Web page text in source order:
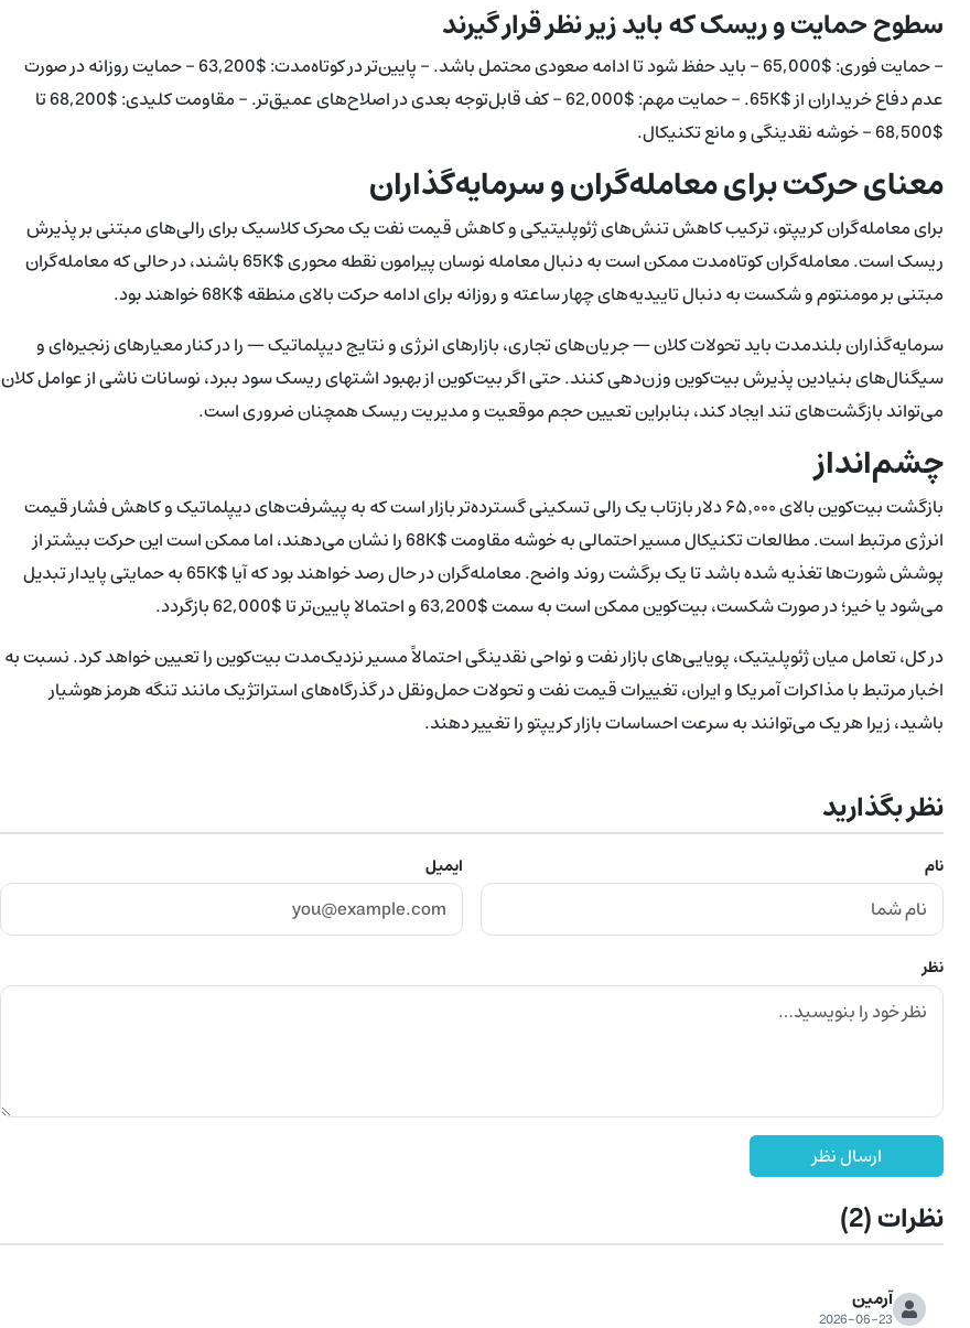
سطوح حمایت و ریسک که باید زیر نظر قرار گیرند
- حمایت فوری: $65,000 - باید حفظ شود تا ادامه صعودی محتمل باشد. - پایین‌تر در کوتاه‌مدت: $63,200 - حمایت روزانه در صورت
عدم دفاع خریداران از $65K. - حمایت مهم: $62,000 - کف قابل‌توجه بعدی در اصلاح‌های عمیق‌تر. - مقاومت کلیدی: $68,200 تا
$68,500 - خوشه نقدینگی و مانع تکنیکال.
معنای حرکت برای معامله‌گران و سرمایه‌گذاران
برای معامله‌گران کریپتو، ترکیب کاهش تنش‌های ژئوپلیتیکی و کاهش قیمت نفت یک محرک کلاسیک برای رالی‌های مبتنی بر پذیرش
ریسک است. معامله‌گران کوتاه‌مدت ممکن است به دنبال معامله نوسان پیرامون نقطه محوری $65K باشند، در حالی که معامله‌گران
مبتنی بر مومنتوم و شکست به دنبال تاییدیه‌های چهار ساعته و روزانه برای ادامه حرکت بالای منطقه $68K خواهند بود.
سرمایه‌گذاران بلندمدت باید تحولات کلان — جریان‌های تجاری، بازارهای انرژی و نتایج دیپلماتیک — را در کنار معیارهای زنجیره‌ای و
سیگنال‌های بنیادین پذیرش بیت‌کوین وزن‌دهی کنند. حتی اگر بیت‌کوین از بهبود اشتهای ریسک سود ببرد، نوسانات ناشی از عوامل کلان
می‌تواند بازگشت‌های تند ایجاد کند، بنابراین تعیین حجم موقعیت و مدیریت ریسک همچنان ضروری است.
چشم‌انداز
بازگشت بیت‌کوین بالای ۶۵٬۰۰۰ دلار بازتاب یک رالی تسکینی گسترده‌تر بازار است که به پیشرفت‌های دیپلماتیک و کاهش فشار قیمت
انرژی مرتبط است. مطالعات تکنیکال مسیر احتمالی به خوشه مقاومت $68K را نشان می‌دهند، اما ممکن است این حرکت بیشتر از
پوشش شورت‌ها تغذیه شده باشد تا یک برگشت روند واضح. معامله‌گران در حال رصد خواهند بود که آیا $65K به حمایتی پایدار تبدیل
می‌شود یا خیر؛ در صورت شکست، بیت‌کوین ممکن است به سمت $63,200 و احتمالا پایین‌تر تا $62,000 بازگردد.
در کل، تعامل میان ژئوپلیتیک، پویایی‌های بازار نفت و نواحی نقدینگی احتمالاً مسیر نزدیک‌مدت بیت‌کوین را تعیین خواهد کرد. نسبت به
اخبار مرتبط با مذاکرات آمریکا و ایران، تغییرات قیمت نفت و تحولات حمل‌ونقل در گذرگاه‌های استراتژیک مانند تنگه هرمز هوشیار
باشید، زیرا هر یک می‌توانند به سرعت احساسات بازار کریپتو را تغییر دهند.
نظر بگذارید
نام ایمیل
نظر
ارسال نظر
نظرات(2)
آرمین
2026-06-23